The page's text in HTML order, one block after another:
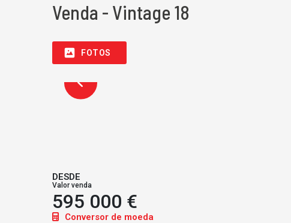
Venda - Vintage 18
FOTOS
DESDE
Valor venda
595 000 €
Conversor de moeda